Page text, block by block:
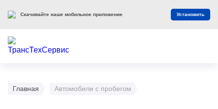
Главная Автомобили с пробегом
Скачивайте наше мобильное приложение Установить